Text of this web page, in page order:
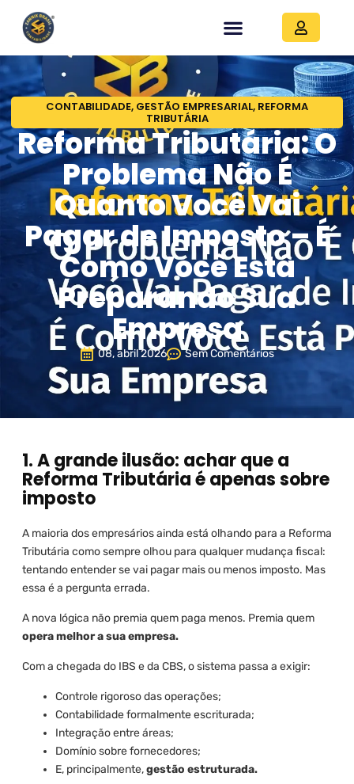
CONTABILIDADE, GESTÃO EMPRESARIAL, REFORMA
TRIBUTÁRIA
Reforma Tributária: O
Problema Não É
Quanto Você Vai
Pagar de Imposto – É
Como Você Está
Preparando Sua
Empresa
08, abril 2026 Sem Comentários
1. A grande ilusão: achar que a
Reforma Tributária é apenas sobre
imposto
A maioria dos empresários ainda está olhando para a Reforma
Tributária como sempre olhou para qualquer mudança fiscal:
tentando entender se vai pagar mais ou menos imposto. Mas
essa é a pergunta errada.
A nova lógica não premia quem paga menos. Premia quem
opera melhor a sua empresa.
Com a chegada do IBS e da CBS, o sistema passa a exigir:
Controle rigoroso das operações;
Contabilidade formalmente escriturada;
Integração entre áreas;
Domínio sobre fornecedores;
E, principalmente,gestão estruturada.